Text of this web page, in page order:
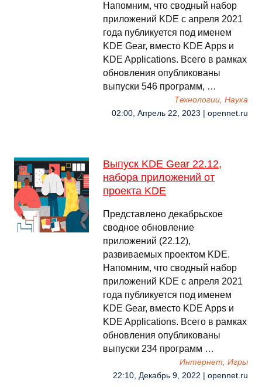
Напомним, что сводный набор
приложений KDE c апреля 2021
года публикуется под именем
KDE Gear, вместо KDE Apps и
KDE Applications. Всего в рамках
обновления опубликованы
выпуски 546 программ, …
Технологии, Наука
02:00, Апрель 22, 2023 | opennet.ru
Выпуск KDE Gear 22.12,
набора приложений от
проекта KDE
Представлено декабрьское
сводное обновление
приложений (22.12),
развиваемых проектом KDE.
Напомним, что сводный набор
приложений KDE c апреля 2021
года публикуется под именем
KDE Gear, вместо KDE Apps и
KDE Applications. Всего в рамках
обновления опубликованы
выпуски 234 программ …
Интернет, Игры
22:10, Декабрь 9, 2022 | opennet.ru